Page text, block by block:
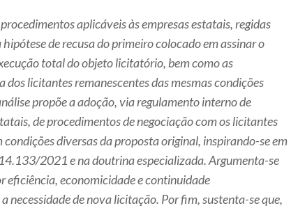
aplicáveis às empresas estatais, regidas
de recusa do primeiro colocado em assinar o
total do objeto licitatório, bem como as
licitantes remanescentes das mesmas condições
propõe a adoção, via regulamento interno de
de procedimentos de negociação com os licitantes
condições diversas da proposta original, inspirando-se em
2021 e na doutrina especializada. Argumenta-se
eficiência, economicidade e continuidade
necessidade de nova licitação. Por fim, sustenta-se que,